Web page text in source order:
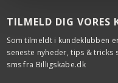
TILMELD DIG VORES
Som tilmeldt i kundeklubben
seneste nyheder, tips &
sms fra Billigskabe.dk